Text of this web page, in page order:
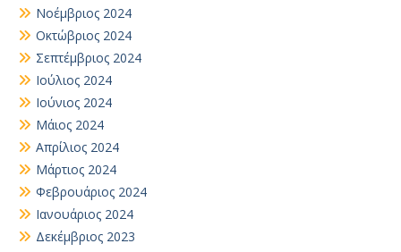
Νοέμβριος 2024
Οκτώβριος 2024
Σεπτέμβριος 2024
Ιούλιος 2024
Ιούνιος 2024
Μάιος 2024
Απρίλιος 2024
Μάρτιος 2024
Φεβρουάριος 2024
Ιανουάριος 2024
Δεκέμβριος 2023